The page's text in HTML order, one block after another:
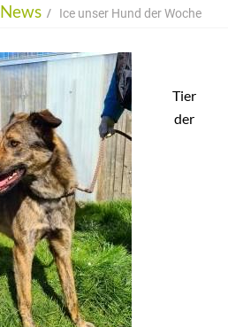
+
News Ice unser Hund der Woche
Tier
der